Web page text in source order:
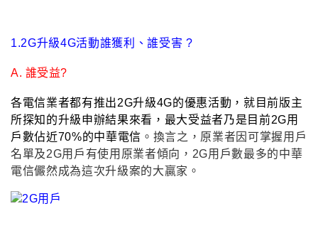
1.2G升級4G活動誰獲利 、誰受害 ?
A. 誰受益?
各電信業者都有推出2G升級4G的優惠活動 ，就目前版主
所探知的升級申辦結果來看 ，最大受益者乃是目前2G用
戶數佔近70%的中華電信 。換言之 ， 原業者因可掌握用戶
名單及2G用戶有使用原業者傾向 ， 2G用戶數最多的中華
電信儼然成為這次升級案的大贏家 。